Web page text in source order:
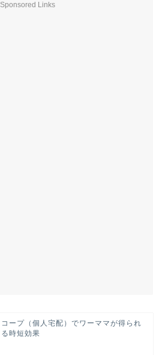
Sponsored Links
コープ（個人宅配）でワーママが得られ
る時短効果